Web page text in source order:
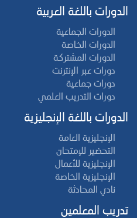
الدورات باللغة العربية
الدورات الجماعية
الدورات الخاصة
الدورات المشتركة
دورات عبر الإنترنت
دورات جماعية
دورات التدريب العلمي
الدورات باللغة الإنجليزية
الإنجليزية العامة
التحضير للإمتحان
الإنجليزية للأعمال
الإنجليزية الخاصة
نادي المحادثة
تدريب المعلمين